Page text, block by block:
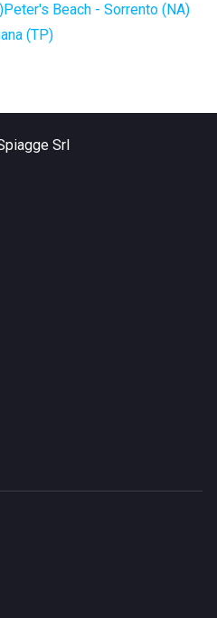
Peter's Beach - Sorrento (NA)
(TP)
Srl